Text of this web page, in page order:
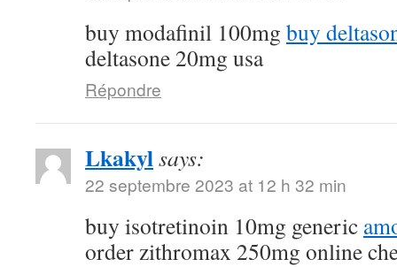
buy modafinil 100mg buy
deltasone 20mg usa
Répondre
Lkakylsays:
22 septembre 2023 at 12 h 32 min
buy isotretinoin 10mg generic
order zithromax 250mg online